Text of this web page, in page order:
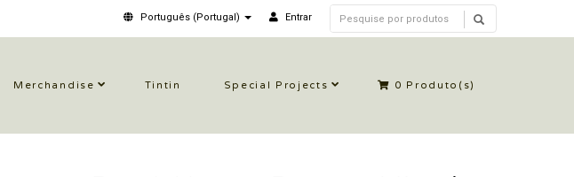
Português (Portugal) Entrar
Merchandise Tintin Special Projects 0 Produto(s)